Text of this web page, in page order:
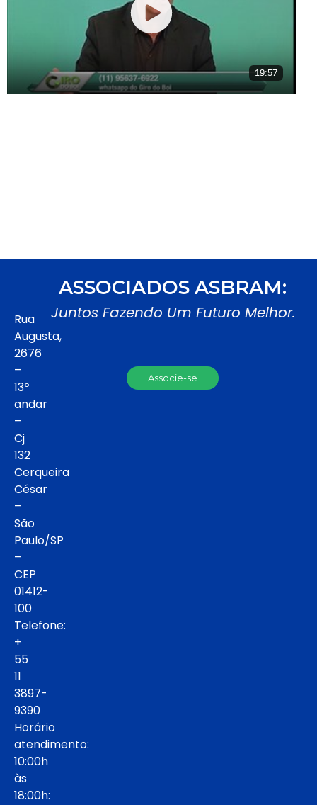
Rua
Augusta,
2676
–
13º
andar
–
Cj
132
Cerqueira
César
–
São
Paulo/SP
–
CEP
01412-
100
Telefone:
+
55
11
3897-
9390
Horário
atendimento:
10:00h
às
18:00h:
ASSOCIADOS ASBRAM:
Juntos Fazendo Um Futuro Melhor.
Associe-se